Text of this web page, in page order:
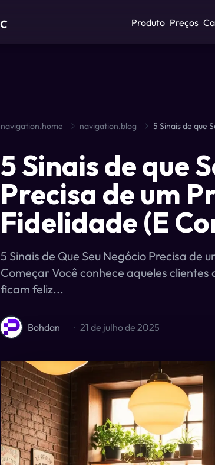
Produto Preços
navigation.home navigation.blog
5 Sinais de que
Precisa de um
Fidelidade (E
5 Sinais de Que Seu Negócio Precisa de
Começar Você conhece aqueles
ficam feliz...
Bohdan · 21 de julho de 2025